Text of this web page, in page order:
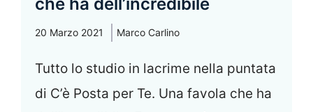
che ha dell’incredibile
20 Marzo 2021 Marco Carlino
Tutto lo studio in lacrime nella puntata
di C’è Posta per Te. Una favola che ha